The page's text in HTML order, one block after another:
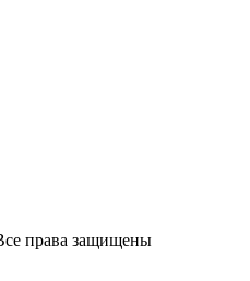
права защищены